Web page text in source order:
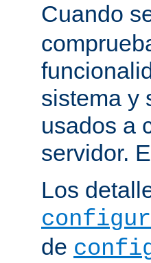
Cuando
sistema y
usados a
servidor.
Los
de